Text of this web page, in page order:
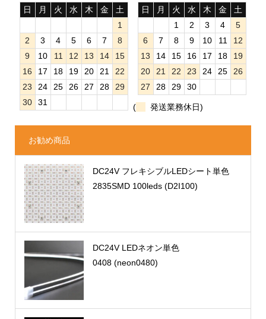
日
月 火 水 木 金
土
1
2
3 4 5 6 7
8
9
10 11 12 13 14
15
16
17 18 19 20 21
22
23
24 25 26 27 28
29
30
31
日
月 火 水 木 金
土
1
2 3 4
5
6
7 8 9 10 11
12
13
14 15 16 17 18
19
20
21 22 23 24 25
26
27
28 29 30
( 発送業務休日)
お勧め商品
DC24V フレキシブルLEDシート単色
2835SMD 100leds (D2I100)
DC24V LEDネオン単色
0408 (neon0480)